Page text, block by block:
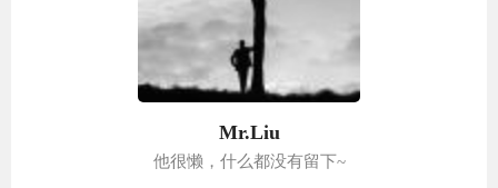
Mr.Liu
他很懒，什么都没有留下~